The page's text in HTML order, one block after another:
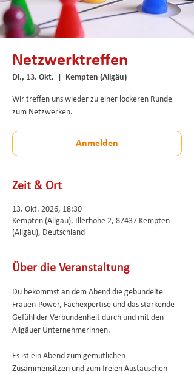
Netzwerktreffen
Di., 13. Okt. Kempten (Allgäu)
Wir treffen uns wieder zu einer lockeren Runde
zum Netzwerken.
Anmelden
Zeit & Ort
13. Okt. 2026, 18:30
Kempten (Allgäu), Illerhöhe 2, 87437 Kempten
(Allgäu), Deutschland
Über die Veranstaltung
Du bekommst an dem Abend die gebündelte
Frauen-Power, Fachexpertise und das stärkende
Gefühl der Verbundenheit durch und mit den
Allgäuer Unternehmerinnen.
Es ist ein Abend zum gemütlichen
Zusammensitzen und zum freien Austauschen